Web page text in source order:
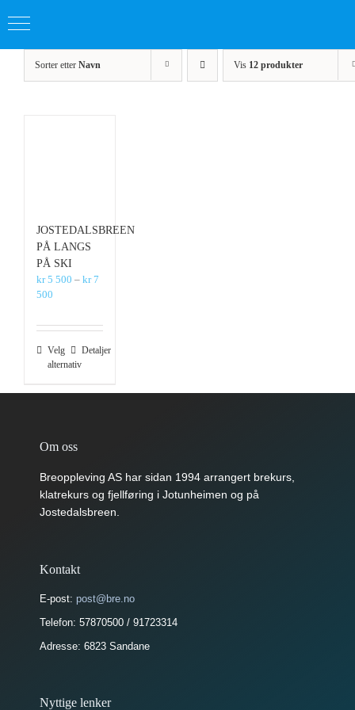
Sorter etter Navn Vis 12 produkter
JOSTEDALSBREEN
PÅ LANGS
PÅ SKI
kr5 500 – kr7
500
500
kr 7
500
Velg
alternativ
Dette
produktet
flere
produktsiden
Detaljer
Om oss
Breoppleving AS har sidan 1994 arrangert brekurs,
klatrekurs og fjellføring i Jotunheimen og på
Jostedalsbreen.
Kontakt
E-post: post@bre.no
Telefon: 57870500 / 91723314
Adresse: 6823 Sandane
Nyttige lenker